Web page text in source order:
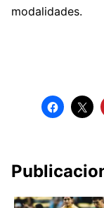
modalidades.